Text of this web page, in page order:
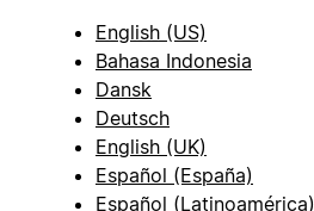
English (US)
Bahasa Indonesia
Dansk
Deutsch
English (UK)
Español (España)
Español (Latinoamérica)